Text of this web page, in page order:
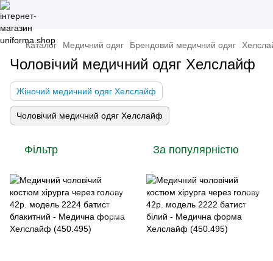
Каталог Медичний одяг Брендовий медичний одяг
Чоловічий медичний одяг Хелслайф
Жіночий медичний одяг Хелслайф
Чоловічий медичний одяг Хелслайф
Фільтр За популярністю